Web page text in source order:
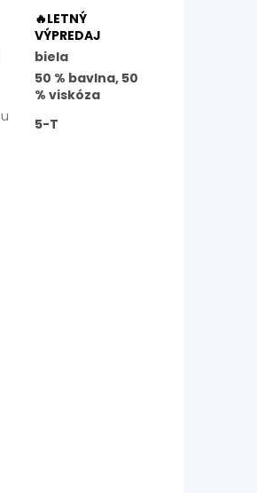
🔥LETNÝ
VÝPREDAJ
biela
50 % bavlna, 50
% viskóza
5-T